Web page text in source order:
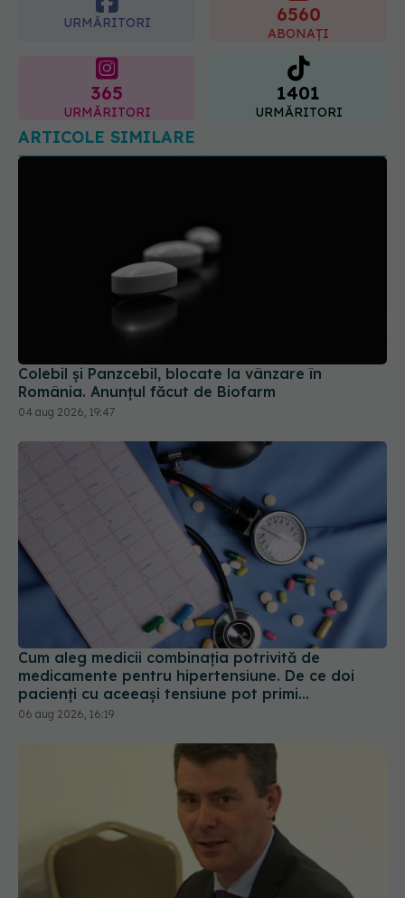
365
URMĂRITORI
1401
URMĂRITORI
ARTICOLE SIMILARE
Colebil și Panzcebil, blocate la vânzare în
Cum aleg medicii combinația potrivită de
medicamente pentru hipertensiune. De ce doi
pacienți cu aceeași tensiune pot primi
tratamente diferite
06 aug 2026, 16:19
Șeful CNAS, mesaj după revolta radiologilor: În